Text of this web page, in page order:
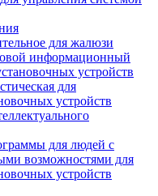
для жалюзи
информационный
устройств
для
устройств
для людей с
возможностями для
устройств